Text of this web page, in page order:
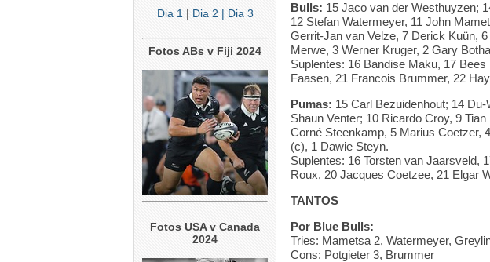
Dia 1 | Dia 2 | Dia 3
Fotos ABs v Fiji 2024
Fotos USA v Canada
2024
Bulls: 15 Jaco van der Westhuyzen;
12 Stefan Watermeyer, 11 John
Gerrit-Jan van Velze, 7 Derick Kuün,
Merwe, 3 Werner Kruger, 2 Gary
Suplentes: 16 Bandise Maku, 17
Faasen, 21 Francois Brummer, 22
Pumas: 15 Carl Bezuidenhout; 14
Shaun Venter; 10 Ricardo Croy, 9
Corné Steenkamp, 5 Marius Coetzer,
(c), 1 Dawie Steyn.
Suplentes: 16 Torsten van Jaarsveld,
Roux, 20 Jacques Coetzee, 21 Elgar
TANTOS
Por Blue Bulls:
Tries: Mametsa 2, Watermeyer,
Cons: Potgieter 3, Brummer